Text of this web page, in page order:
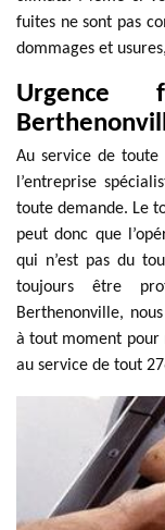
fuites ne sont pas
dommages et
Au service de
l’entreprise
toute demande. Le
peut donc que
qui n’est pas du
toujours être
Berthenonville,
à tout moment pour
au service de tout